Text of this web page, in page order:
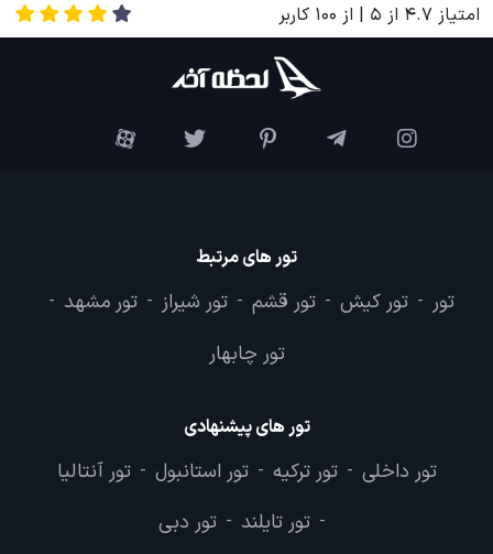
امتیاز 4.7 از 5 | از 100 کاربر
تور های مرتبط
تور - تور کیش - تور قشم - تور شیراز - تور مشهد -
تور چابهار
تور های پیشنهادی
تور داخلی - تور ترکیه - تور استانبول - تور آنتالیا
- تور تایلند - تور دبی